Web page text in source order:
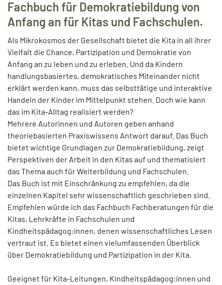
Fachbuch für Demokratiebildung von
Anfang an für Kitas und Fachschulen.
Als Mikrokosmos der Gesellschaft bietet die Kita in all ihrer
Vielfalt die Chance, Partizipation und Demokratie von
Anfang an zu leben und zu erleben. Und da Kindern
handlungsbasiertes, demokratisches Miteinander nicht
erklärt werden kann, muss das selbsttätige und interaktive
Handeln der Kinder im Mittelpunkt stehen. Doch wie kann
das im Kita-Alltag realisiert werden?
Mehrere Autorinnen und Autoren geben anhand
theoriebasierten Praxiswissens Antwort darauf. Das Buch
bietet wichtige Grundlagen zur Demokratiebildung, zeigt
Perspektiven der Arbeit in den Kitas auf und thematisiert
das Thema auch für Weiterbildung und Fachschulen.
Das Buch ist mit Einschränkung zu empfehlen, da die
einzelnen Kapitel sehr wissenschaftlich geschrieben sind.
Empfehlen würde ich das Fachbuch Fachberatungen für die
Kitas, Lehrkräfte in Fachschulen und
Kindheitspädagog:innen, denen wissenschaftliches Lesen
vertraut ist. Es bietet einen vielumfassenden Überblick
über Demokratiebildung und Partizipation in der Kita.
Geeignet für Kita-Leitungen, Kindheitspädagog:innen und